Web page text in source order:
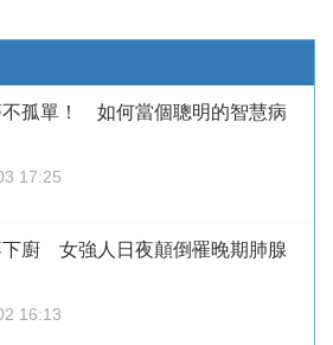
不孤單！ 如何當個聰明的智慧病
17:25
下廚 女強人日夜顛倒罹晚期肺腺
16:13